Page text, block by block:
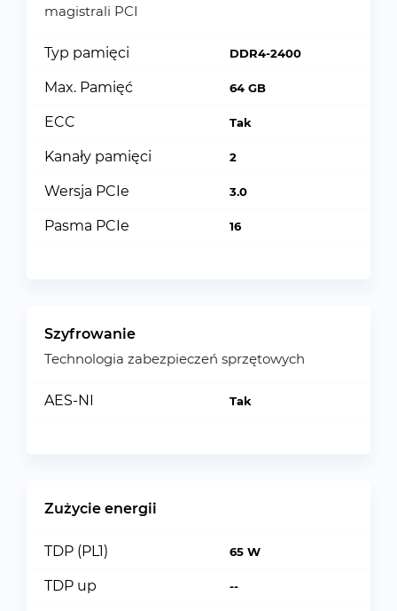
magistrali PCI
Typ pamięci DDR4-2400
Max. Pamięć 64 GB
ECC Tak
Kanały pamięci 2
Wersja PCIe 3.0
Pasma PCIe 16
Szyfrowanie
Technologia zabezpieczeń sprzętowych
AES-NI Tak
Zużycie energii
TDP (PL1) 65 W
TDP up --